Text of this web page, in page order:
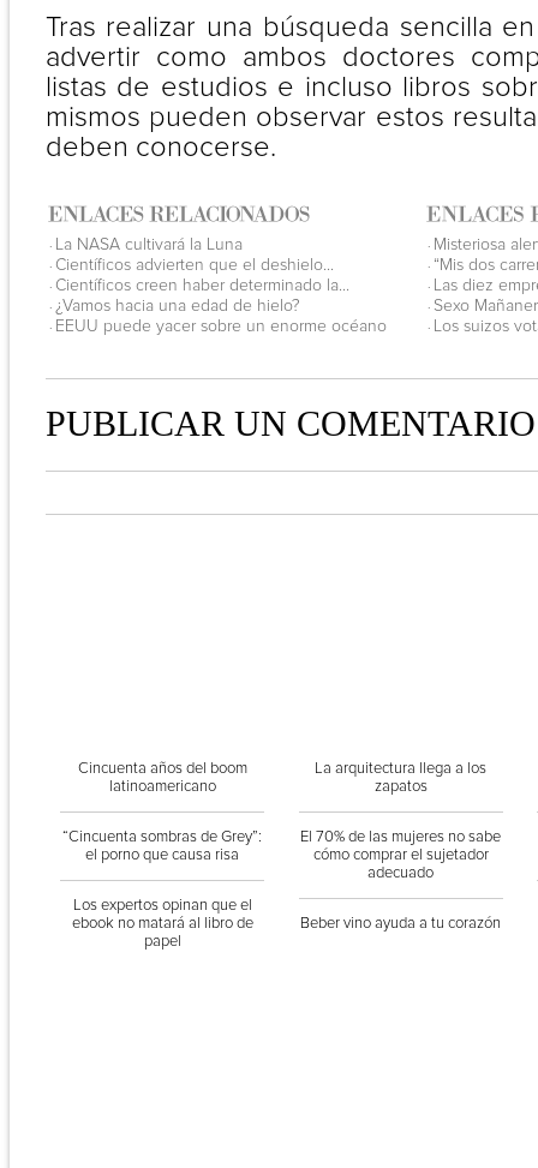
Tras realizar una búsqueda sencilla
advertir como ambos doctores
listas de estudios e incluso libros
mismos pueden observar estos
deben conocerse.
· La NASA cultivará la Luna
· Científicos advierten que el deshielo...
· Científicos creen haber determinado la...
· ¿Vamos hacia una edad de hielo?
· EEUU puede yacer sobre un enorme océano
· Misteriosa
· “Mis dos
· Las diez
· Sexo
· Los suizos
PUBLICAR UN COMENTARIO
Cincuenta años del boom
latinoamericano
“Cincuenta sombras de Grey”:
el porno que causa risa
Los expertos opinan que el
ebook no matará al libro de
papel
La arquitectura llega a los
zapatos
El 70% de las mujeres no sabe
cómo comprar el sujetador
adecuado
Beber vino ayuda a tu corazón